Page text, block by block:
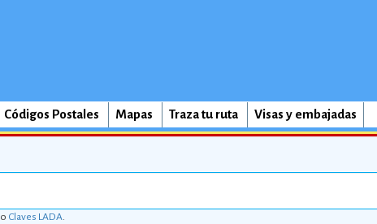
Códigos Postales Mapas Traza tu ruta Visas y embajadas
o Claves LADA.